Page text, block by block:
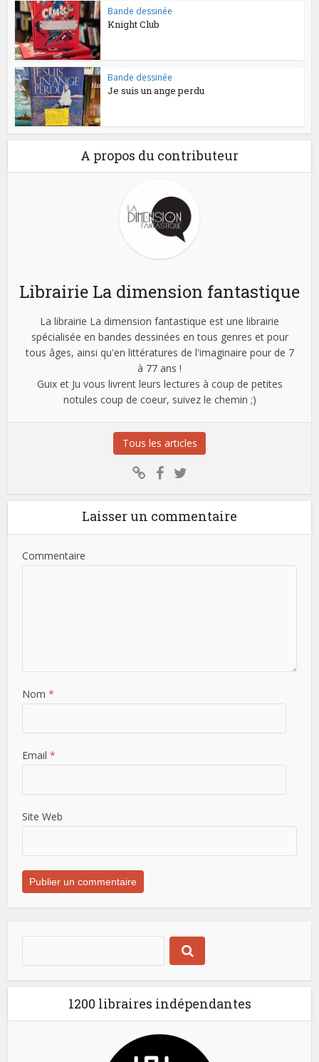
Bande dessinée
Knight Club
Bande dessinée
Je suis un ange perdu
A propos du contributeur
Librairie La dimension fantastique
La librairie La dimension fantastique est une librairie
spécialisée en bandes dessinées en tous genres et pour
tous âges, ainsi qu'en littératures de l'imaginaire pour de 7
à 77 ans !
Guix et Ju vous livrent leurs lectures à coup de petites
notules coup de coeur, suivez le chemin ;)
Tous les articles
Laisser un commentaire
Commentaire
Nom *
Email *
Site Web
1200 libraires indépendantes